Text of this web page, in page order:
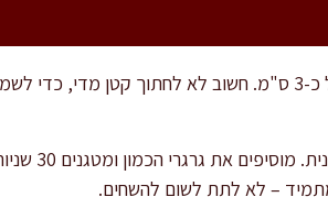
חותכים את פילה הדג לקוביות שוות בגודל של כ-3 ס"מ. חשוב
מחממים
– לא לתת לשום להשחים.